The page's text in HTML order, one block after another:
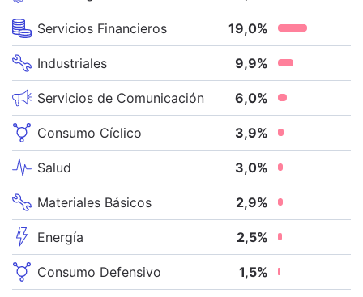
Servicios Financieros 19,0%
Industriales 9,9%
Servicios de Comunicación 6,0%
Consumo Cíclico 3,9%
Salud 3,0%
Materiales Básicos 2,9%
Energía 2,5%
Consumo Defensivo 1,5%